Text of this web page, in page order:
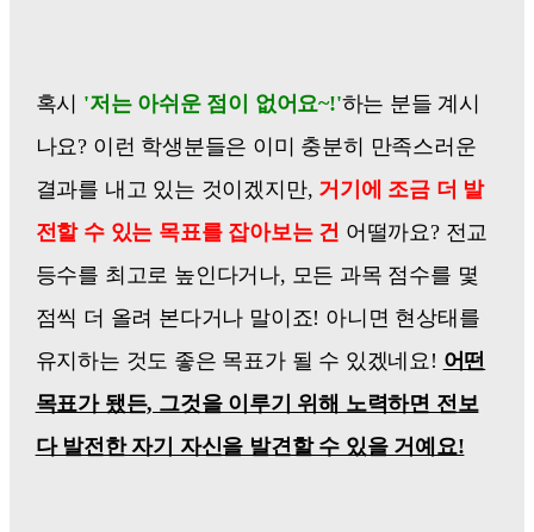
혹시 '저는 아쉬운 점이 없어요~!'하는 분들 계시
나요? 이런 학생분들은 이미 충분히 만족스러운
결과를 내고 있는 것이겠지만, 거기에 조금 더 발
전할 수 있는 목표를 잡아보는 건 어떨까요? 전교
등수를 최고로 높인다거나, 모든 과목 점수를 몇
점씩 더 올려 본다거나 말이죠! 아니면 현상태를
유지하는 것도 좋은 목표가 될 수 있겠네요! 어떤
목표가 됐든, 그것을 이루기 위해 노력하면 전보
다 발전한 자기 자신을 발견할 수 있을 거예요!